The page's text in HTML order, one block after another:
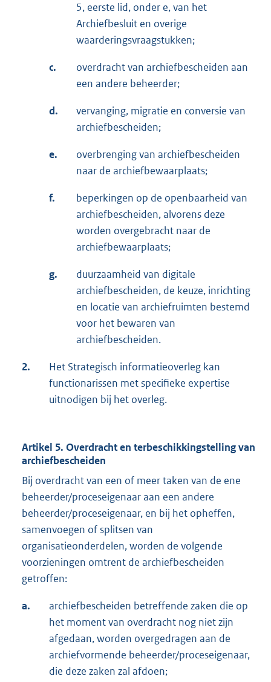
5, eerste lid, onder e, van het
Archiefbesluit en overige
waarderingsvraagstukken;
c.
overdracht van archiefbescheiden aan
een andere beheerder;
d.
vervanging, migratie en conversie van
archiefbescheiden;
e.
overbrenging van archiefbescheiden
naar de archiefbewaarplaats;
f.
beperkingen op de openbaarheid van
archiefbescheiden, alvorens deze
worden overgebracht naar de
archiefbewaarplaats;
g.
duurzaamheid van digitale
archiefbescheiden, de keuze, inrichting
en locatie van archiefruimten bestemd
voor het bewaren van
archiefbescheiden.
2.
Het Strategisch informatieoverleg kan
functionarissen met specifieke expertise
uitnodigen bij het overleg.
Artikel 5. Overdracht en terbeschikkingstelling van
archiefbescheiden
Bij overdracht van een of meer taken van de ene
beheerder/proceseigenaar aan een andere
beheerder/proceseigenaar, en bij het opheffen,
samenvoegen of splitsen van
organisatieonderdelen, worden de volgende
voorzieningen omtrent de archiefbescheiden
getroffen:
a.
archiefbescheiden betreffende zaken die op
het moment van overdracht nog niet zijn
afgedaan, worden overgedragen aan de
archiefvormende beheerder/proceseigenaar,
die deze zaken zal afdoen;